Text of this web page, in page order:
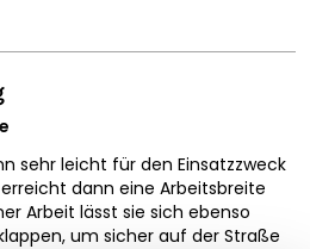
sehr leicht für den Einsatzzweck
dann eine Arbeitsbreite
Arbeit lässt sie sich ebenso
um sicher auf der Straße